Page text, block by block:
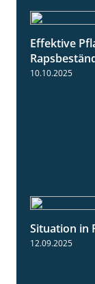
Effektive
10.10.2025
Situation in
12.09.2025